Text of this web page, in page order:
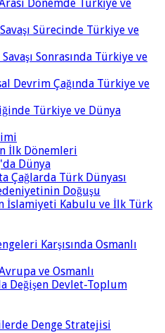
Dönemde Türkiye ve
Sürecinde Türkiye ve
Sonrasında Türkiye ve
Devrim Çağında Türkiye ve
Türkiye ve Dünya
İlk Dönemleri
Dünya
Çağlarda Türk Dünyası
Doğuşu
İslamiyeti Kabulu ve İlk Türk
Karşısında Osmanlı
ve Osmanlı
Değişen Devlet-Toplum
Denge Stratejisi